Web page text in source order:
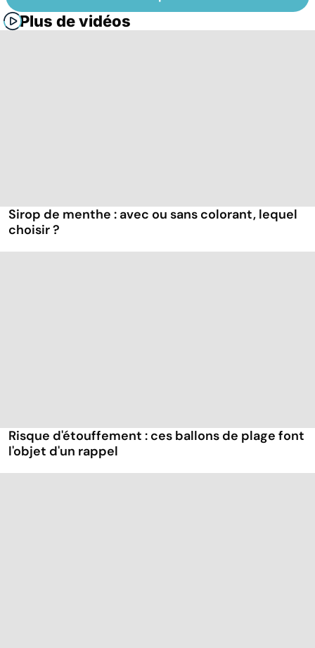
Plus de vidéos
Sirop de menthe : avec ou sans colorant, lequel
choisir ?
Risque d'étouffement : ces ballons de plage font
l'objet d'un rappel